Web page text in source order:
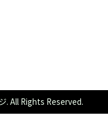
. All Rights Reserved.